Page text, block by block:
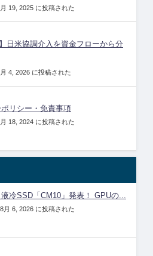
19, 2025 に投稿された
】日米協調介入を資金フローから分
4, 2026 に投稿された
リシー・免責事項
18, 2024 に投稿された
冷SSD「CM10」発表！ GPUの...
8月 6, 2026 に投稿された